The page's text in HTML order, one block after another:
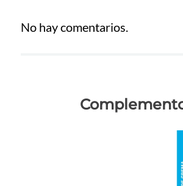
No hay comentarios.